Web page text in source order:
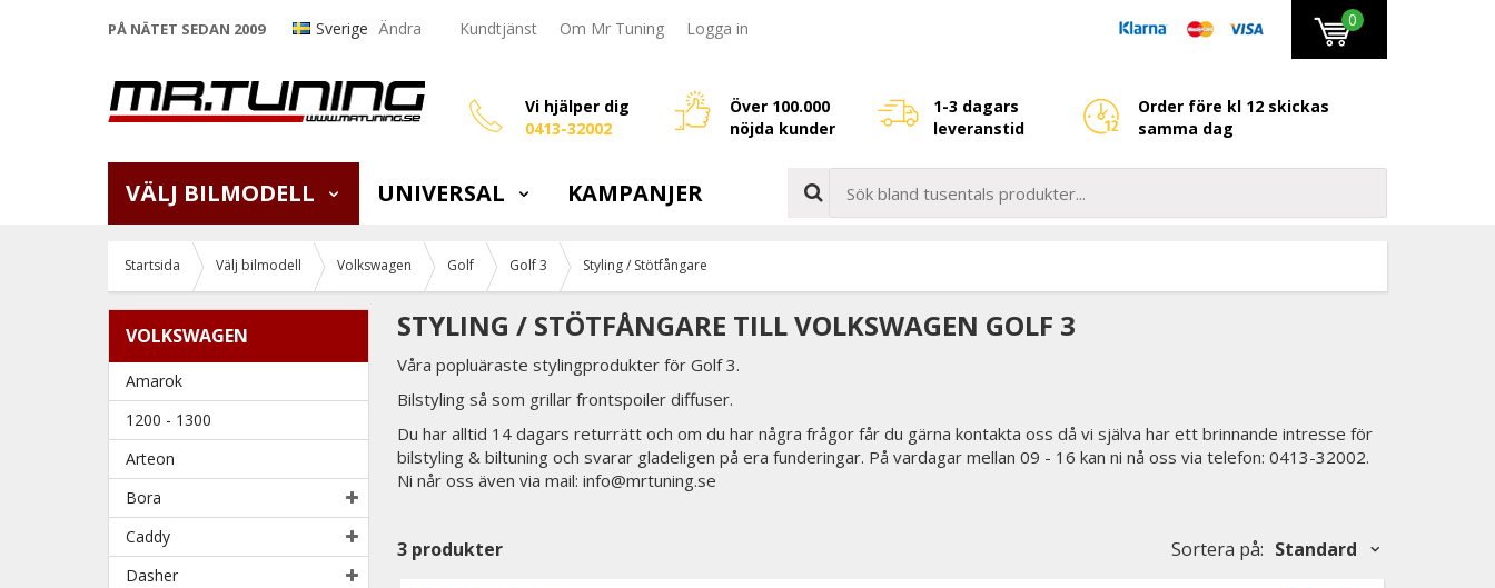
PÅ NÄTET SEDAN 2009 Sverige Ändra Kundtjänst Om Mr Tuning Logga in 0
Vi hjälper dig
0413-32002
Över 100.000
nöjda kunder
1-3 dagars
leveranstid
Order före kl 12 skickas
samma dag
VÄLJ BILMODELL UNIVERSAL KAMPANJER
Startsida Välj bilmodell Volkswagen Golf Golf 3 Styling / Stötfångare
VOLKSWAGEN
Amarok
1200 - 1300
Arteon
Bora
Caddy
Dasher
STYLING / STÖTFÅNGARE TILL VOLKSWAGEN GOLF 3
Våra popluäraste stylingprodukter för Golf 3.
Bilstyling så som grillar frontspoiler diffuser.
Du har alltid 14 dagars returrätt och om du har några frågor får du gärna kontakta oss då vi själva har ett brinnande intresse för
bilstyling & biltuning och svarar gladeligen på era funderingar. På vardagar mellan 09 - 16 kan ni nå oss via telefon: 0413-32002.
Ni når oss även via mail: info@mrtuning.se
3 produkter Sortera på: Standard